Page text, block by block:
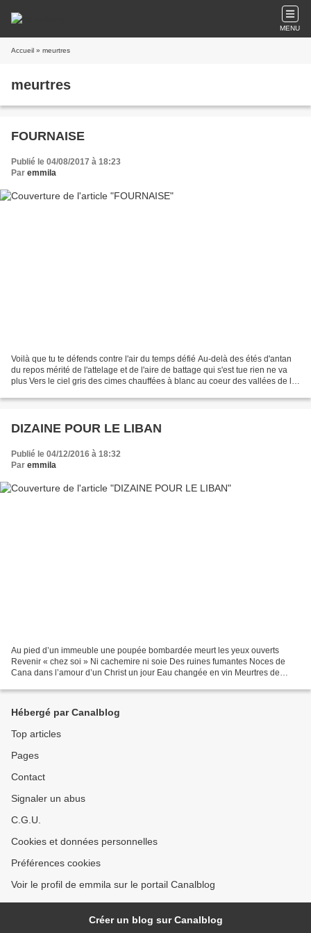
MENU
Accueil » meurtres
meurtres
FOURNAISE
Publié le 04/08/2017 à 18:23
Par emmila
Voilà que tu te défends contre l'air du temps défié Au-delà des étés d'antan
du repos mérité de l'attelage et de l'aire de battage qui s'est tue rien ne va
plus Vers le ciel gris des cimes chauffées à blanc au coeur des vallées de la
DIZAINE POUR LE LIBAN
Publié le 04/12/2016 à 18:32
Par emmila
Au pied d’un immeuble une poupée bombardée meurt les yeux ouverts
Revenir « chez soi » Ni cachemire ni soie Des ruines fumantes Noces de
Cana dans l’amour d’un Christ un jour Eau changée en vin Meurtres de
Hébergé par Canalblog
Top articles
Pages
Contact
Signaler un abus
C.G.U.
Cookies et données personnelles
Préférences cookies
Voir le profil de emmila sur le portail Canalblog
Créer un blog sur Canalblog